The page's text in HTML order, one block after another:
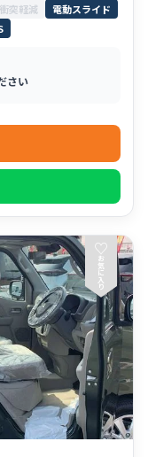
衝突軽減
電動スライド
さい
♡
お
気
に
入
り